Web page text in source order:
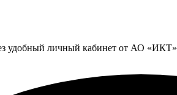
удобный личный кабинет от АО «ИКТ»